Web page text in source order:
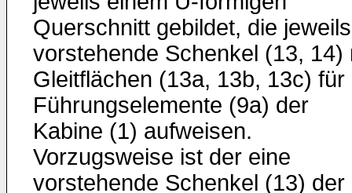
Querschnitt gebildet, die jeweils
vorstehende Schenkel (13, 14)
Gleitflächen (13a, 13b, 13c) für
Führungselemente (9a) der
Kabine (1) aufweisen.
Vorzugsweise ist der eine
vorstehende Schenkel (13) der